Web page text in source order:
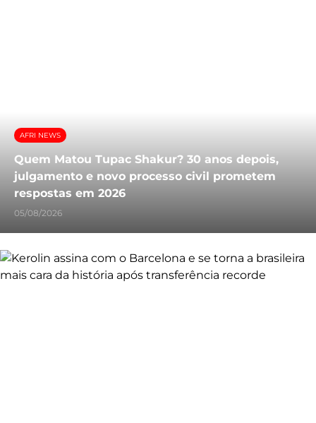
AFRI NEWS
Quem Matou Tupac Shakur? 30 anos depois,
julgamento e novo processo civil prometem
respostas em 2026
05/08/2026